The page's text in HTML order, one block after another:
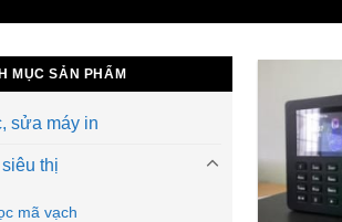
MỤC SẢN PHẨM
sửa máy in
thị
mã vạch